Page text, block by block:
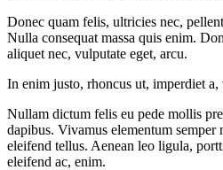
Donec quam felis, ultricies nec,
Nulla consequat massa quis enim.
aliquet nec, vulputate eget, arcu.
In enim justo, rhoncus ut, imperdiet a,
Nullam dictum felis eu pede mollis
dapibus. Vivamus elementum semper
eleifend tellus. Aenean leo ligula,
eleifend ac, enim.